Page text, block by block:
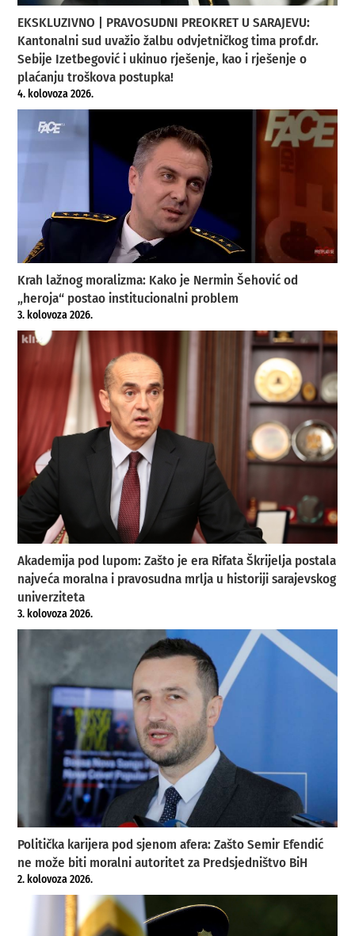
EKSKLUZIVNO | PRAVOSUDNI PREOKRET U SARAJEVU:
Kantonalni sud uvažio žalbu odvjetničkog tima prof.dr.
Sebije Izetbegović i ukinuo rješenje, kao i rješenje o
plaćanju troškova postupka!
4. kolovoza 2026.
Krah lažnog moralizma: Kako je Nermin Šehović od
„heroja“ postao institucionalni problem
3. kolovoza 2026.
Akademija pod lupom: Zašto je era Rifata Škrijelja postala
najveća moralna i pravosudna mrlja u historiji sarajevskog
univerziteta
3. kolovoza 2026.
Politička karijera pod sjenom afera: Zašto Semir Efendić
ne može biti moralni autoritet za Predsjedništvo BiH
2. kolovoza 2026.